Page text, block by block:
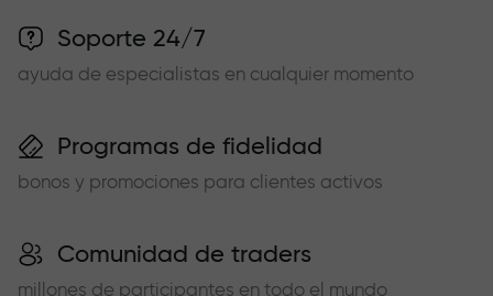
Soporte 24/7
ayuda de especialistas en cualquier momento
Programas de fidelidad
bonos y promociones para clientes activos
Comunidad de traders
millones de participantes en todo el mundo